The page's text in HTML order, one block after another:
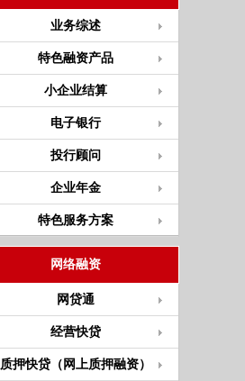
业务综述
特色融资产品
小企业结算
电子银行
投行顾问
企业年金
特色服务方案
网络融资
网贷通
经营快贷
质押快贷（网上质押融资）